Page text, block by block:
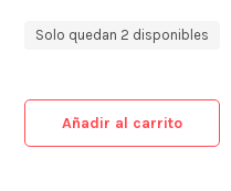
Solo quedan 2 disponibles
Añadir al carrito